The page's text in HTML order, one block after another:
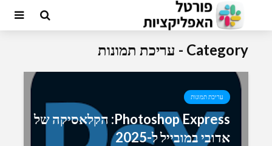
Category - עריכת תמונות
עריכת תמונות
Photoshop Express: הקלאסיקה של
אדובי במובייל ל-2025